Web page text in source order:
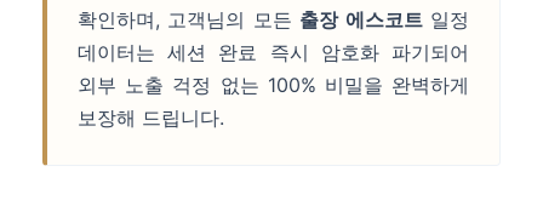
확인하며, 고객님의 모든 출장 에스코트일정
데이터는 세션 완료 즉시 암호화 파기되어
외부 노출 걱정 없는 100% 비밀을 완벽하게
보장해 드립니다.